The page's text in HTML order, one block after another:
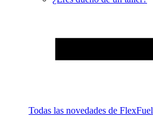
Todas las novedades de FlexFuel